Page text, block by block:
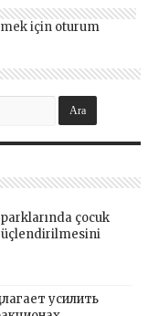
için oturum
çocuk
усилить